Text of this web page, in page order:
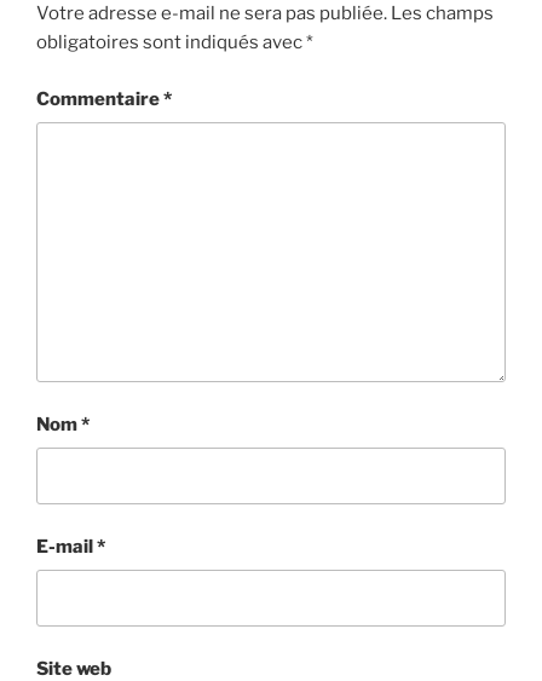
Votre adresse e-mail ne sera pas publiée. Les champs
obligatoires sont indiqués avec*
Commentaire*
Nom*
E-mail*
Site web